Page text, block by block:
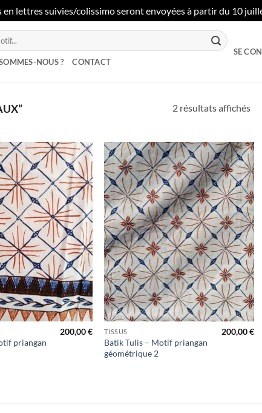
en lettres suivies/colissimo seront envoyées à partir du 10
NOUS ? CONTACT
SE
2 résultats affichés
Ajouter
à la liste
de
souhaits
priangan
200,00€
Ajouter
à la liste
de
souhaits
TISSUS
Batik Tulis – Motif priangan
géométrique 2
200,00€